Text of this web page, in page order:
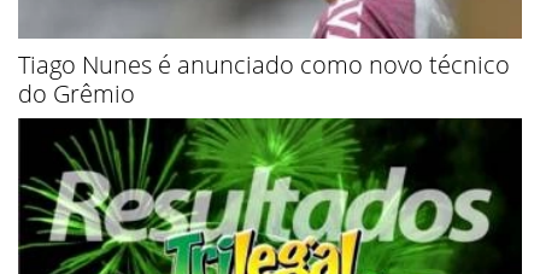
Tiago Nunes é anunciado como novo técnico
do Grêmio